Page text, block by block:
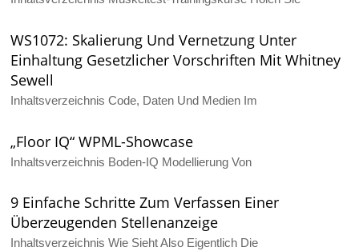
WS1072: Skalierung Und Vernetzung Unter
Einhaltung Gesetzlicher Vorschriften Mit Whitney
Sewell
Inhaltsverzeichnis Code, Daten Und Medien Im
„Floor IQ“ WPML-Showcase
Inhaltsverzeichnis Boden-IQ Modellierung Von
9 Einfache Schritte Zum Verfassen Einer
Überzeugenden Stellenanzeige
Inhaltsverzeichnis Wie Sieht Also Eigentlich Die